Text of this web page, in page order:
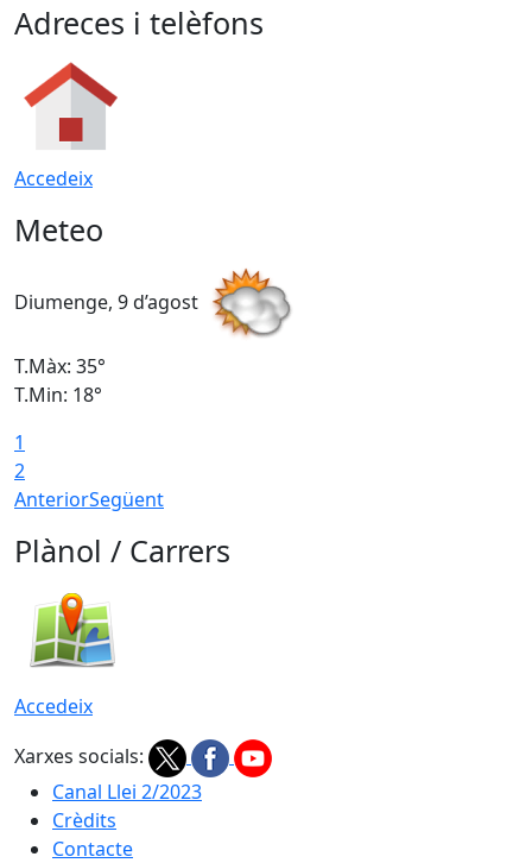
Adreces i telèfons
Accedeix
Meteo
Diumenge, 9 d’agost
T.Màx: 35°
T.Min: 18°
1
2
AnteriorSegüent
Plànol / Carrers
Accedeix
Xarxes socials:
Canal Llei 2/2023
Crèdits
Contacte